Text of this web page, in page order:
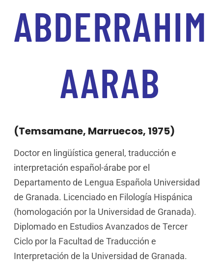
ABDERRAHIM
AARAB
(Temsamane, Marruecos, 1975)
Doctor en lingüística general, traducción e
interpretación español-árabe por el
Departamento de Lengua Española Universidad
de Granada. Licenciado en Filología Hispánica
(homologación por la Universidad de Granada).
Diplomado en Estudios Avanzados de Tercer
Ciclo por la Facultad de Traducción e
Interpretación de la Universidad de Granada.